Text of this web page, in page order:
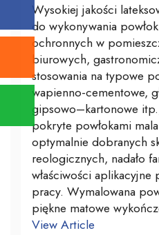
Wysokiej jakości
do wykonywania
ochronnych w
biurowych,
stosowania na typowe
wapienno-cementowe,
gipsowo–kartonowe
pokryte powłokami
optymalnie dobranych
reologicznych, nadało
właściwości
pracy. Wymalowana
piękne matowe
View Article